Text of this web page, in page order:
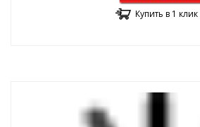
Купить в 1 клик